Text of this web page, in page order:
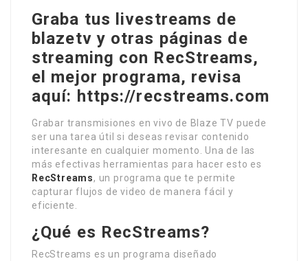
Graba tus livestreams de
blazetv y otras páginas de
streaming con RecStreams,
el mejor programa, revisa
aquí: https://recstreams.com
Grabar transmisiones en vivo de Blaze TV puede
ser una tarea útil si deseas revisar contenido
interesante en cualquier momento. Una de las
más efectivas herramientas para hacer esto es
RecStreams, un programa que te permite
capturar flujos de video de manera fácil y
eficiente.
¿Qué es RecStreams?
RecStreams es un programa diseñado